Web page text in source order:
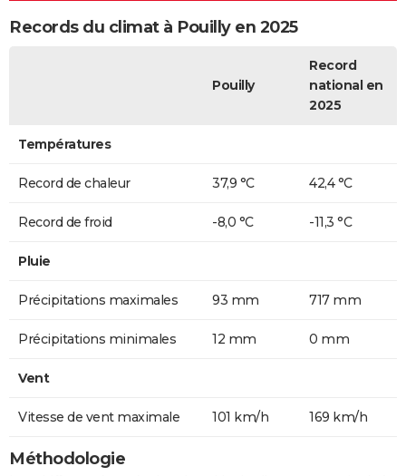
Records du climat à Pouilly en 2025
Pouilly
Record
national en
2025
Températures
Record de chaleur 37,9 °C 42,4 °C
Record de froid -8,0 °C -11,3 °C
Pluie
Précipitations maximales 93 mm 717 mm
Précipitations minimales 12 mm 0 mm
Vent
Vitesse de vent maximale 101 km/h 169 km/h
Méthodologie